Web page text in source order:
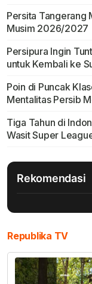
Persita Tangerang
Musim 2026/2027
Persipura Ingin
untuk Kembali ke
Poin di Puncak
Mentalitas Persib
Tiga Tahun di
Wasit Super
Rekomendasi
Republika TV